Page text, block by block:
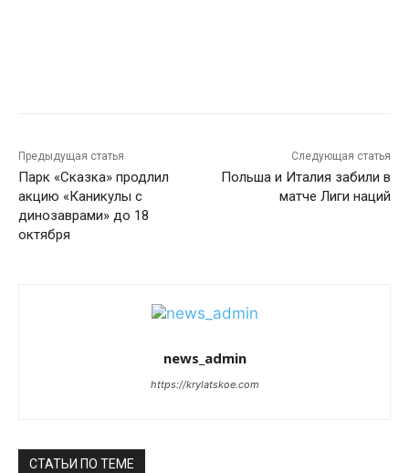
Предыдущая статья
Парк «Сказка» продлил
акцию «Каникулы с
динозаврами» до 18
октября
Следующая статья
Польша и Италия забили в
матче Лиги наций
news_admin
https://krylatskoe.com
СТАТЬИ ПО ТЕМЕ